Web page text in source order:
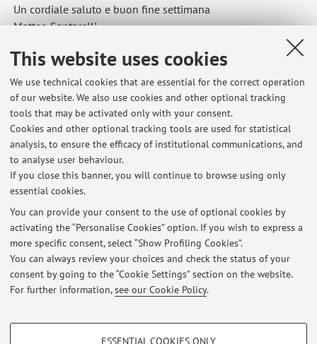
This website uses cookies
We use technical cookies that are essential for the correct operation
of our website. We also use cookies and other optional tracking
tools that may be activated only with your consent.
Cookies and other optional tracking tools are used for statistical
analysis, to ensure the efficacy of institutional communications, and
to analyse user behaviour.
If you close this banner, you will continue to browse using only
essential cookies.
You can provide your consent to the use of optional cookies by
activating the “Personalise Cookies” option. If you wish to express a
more specific consent, select “Show Profiling Cookies”.
You can always review your choices and check the status of your
consent by going to the “Cookie Settings” section on the website.
For further information,see our Cookie Policy.
PROFILING COOKIES - OPTIONAL
ESSENTIAL COOKIES ONLY
Un cordiale saluto e buon fine settimana
Matteo Santarelli
Latest news
Lezione Filosofia Morale M-Z 20 febbraio annullata
Published on: February 20 2026
Lezione di Antropologia Filosofica 11 febbraio ANNULLATA - inizio
lezioni 12 febbraio
Published on: February 08 2026
Ricevimento 10 dicembre
Published on: December 10 2025